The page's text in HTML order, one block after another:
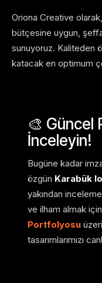
Oriona Creative
bütçesine uygun,
sunuyoruz. Kaliteden
katacak en optimum
🎨 Güncel
İnceleyin!
Bugüne kadar
özgün Karabük
yakından
ve ilham almak için
Portfolyosu
tasarımlarımızı